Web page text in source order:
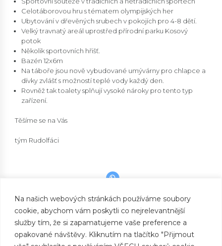
Na našich webových stránkách používáme soubory
cookie, abychom vám poskytli co nejrelevantnější
služby tím, že si zapamatujeme vaše preference a
opakované návštěvy. Kliknutím na tlačítko "Přijmout
Celotáborovou hru s tématem olympijských her
Ubytování v dřevěných srubech v pokojích pro 4-8 dětí.
Velký travnatý areál uprostřed přírodní parku Kosový
potok
Několik sportovních hřišť.
Bazén 12x6m
Na táboře jsou nově vybudované umývárny pro chlapce a
dívky zvlášť s možností teplé vody každý den.
Rovněž tak toalety splňují vysoké nároky pro tento typ
zařízení.
Těšíme se na Vás
tým Rudolfáci
PREVIOUS
Startujeme - 2021
NEXT